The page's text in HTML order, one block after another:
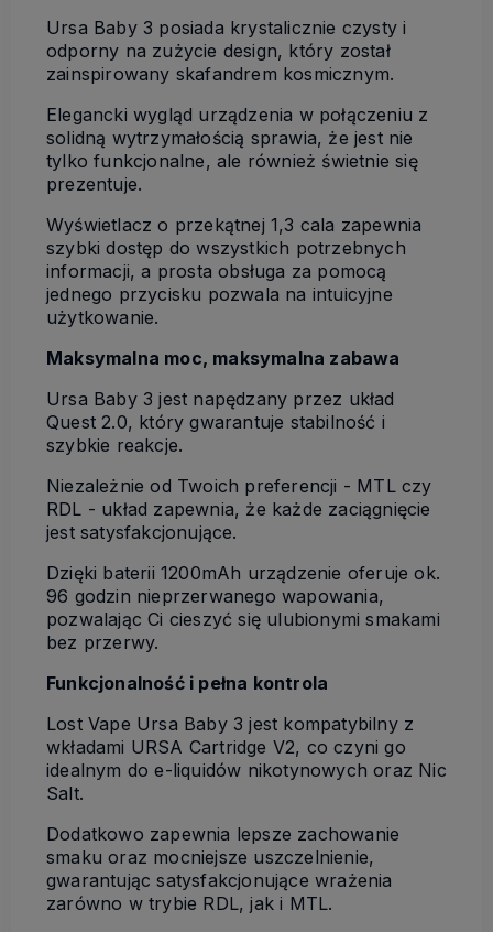
Ursa Baby 3 posiada krystalicznie czysty i
odporny na zużycie design, który został
zainspirowany skafandrem kosmicznym.
Elegancki wygląd urządzenia w połączeniu z
solidną wytrzymałością sprawia, że jest nie
tylko funkcjonalne, ale również świetnie się
prezentuje.
Wyświetlacz o przekątnej 1,3 cala zapewnia
szybki dostęp do wszystkich potrzebnych
informacji, a prosta obsługa za pomocą
jednego przycisku pozwala na intuicyjne
użytkowanie.
Maksymalna moc, maksymalna zabawa
Ursa Baby 3 jest napędzany przez układ
Quest 2.0, który gwarantuje stabilność i
szybkie reakcje.
Niezależnie od Twoich preferencji - MTL czy
RDL - układ zapewnia, że każde zaciągnięcie
jest satysfakcjonujące.
Dzięki baterii 1200mAh urządzenie oferuje ok.
96 godzin nieprzerwanego wapowania,
pozwalając Ci cieszyć się ulubionymi smakami
bez przerwy.
Funkcjonalność i pełna kontrola
Lost Vape Ursa Baby 3 jest kompatybilny z
wkładami URSA Cartridge V2, co czyni go
idealnym do e-liquidów nikotynowych oraz Nic
Salt.
Dodatkowo zapewnia lepsze zachowanie
smaku oraz mocniejsze uszczelnienie,
gwarantując satysfakcjonujące wrażenia
zarówno w trybie RDL, jak i MTL.